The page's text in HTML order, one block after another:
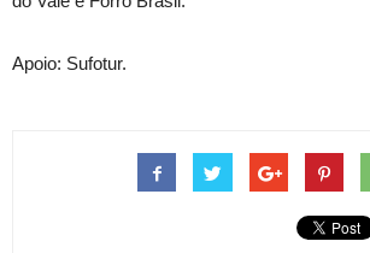
Apoio: Sufotur.